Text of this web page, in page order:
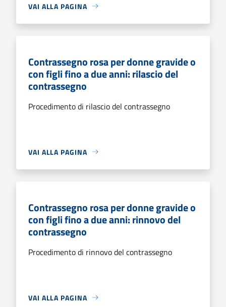
VAI ALLA PAGINA
Contrassegno rosa per donne gravide o
con figli fino a due anni: rilascio del
contrassegno
Procedimento di rilascio del contrassegno
VAI ALLA PAGINA
Contrassegno rosa per donne gravide o
con figli fino a due anni: rinnovo del
contrassegno
Procedimento di rinnovo del contrassegno
VAI ALLA PAGINA